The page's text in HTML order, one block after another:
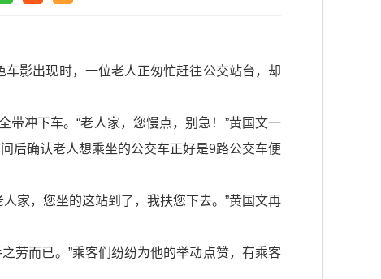
影出现时，一位老人正匆忙赶往公交站台，却
冲下车。“老人家，您慢点，别急！”黄国文一
后确认老人想乘坐的公交车正好是9路公交车便
家，您坐的这站到了，我扶您下去。”黄国文再
劳而已。”乘客们纷纷为他的举动点赞，有乘客